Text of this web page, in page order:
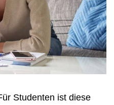
Studenten ist diese